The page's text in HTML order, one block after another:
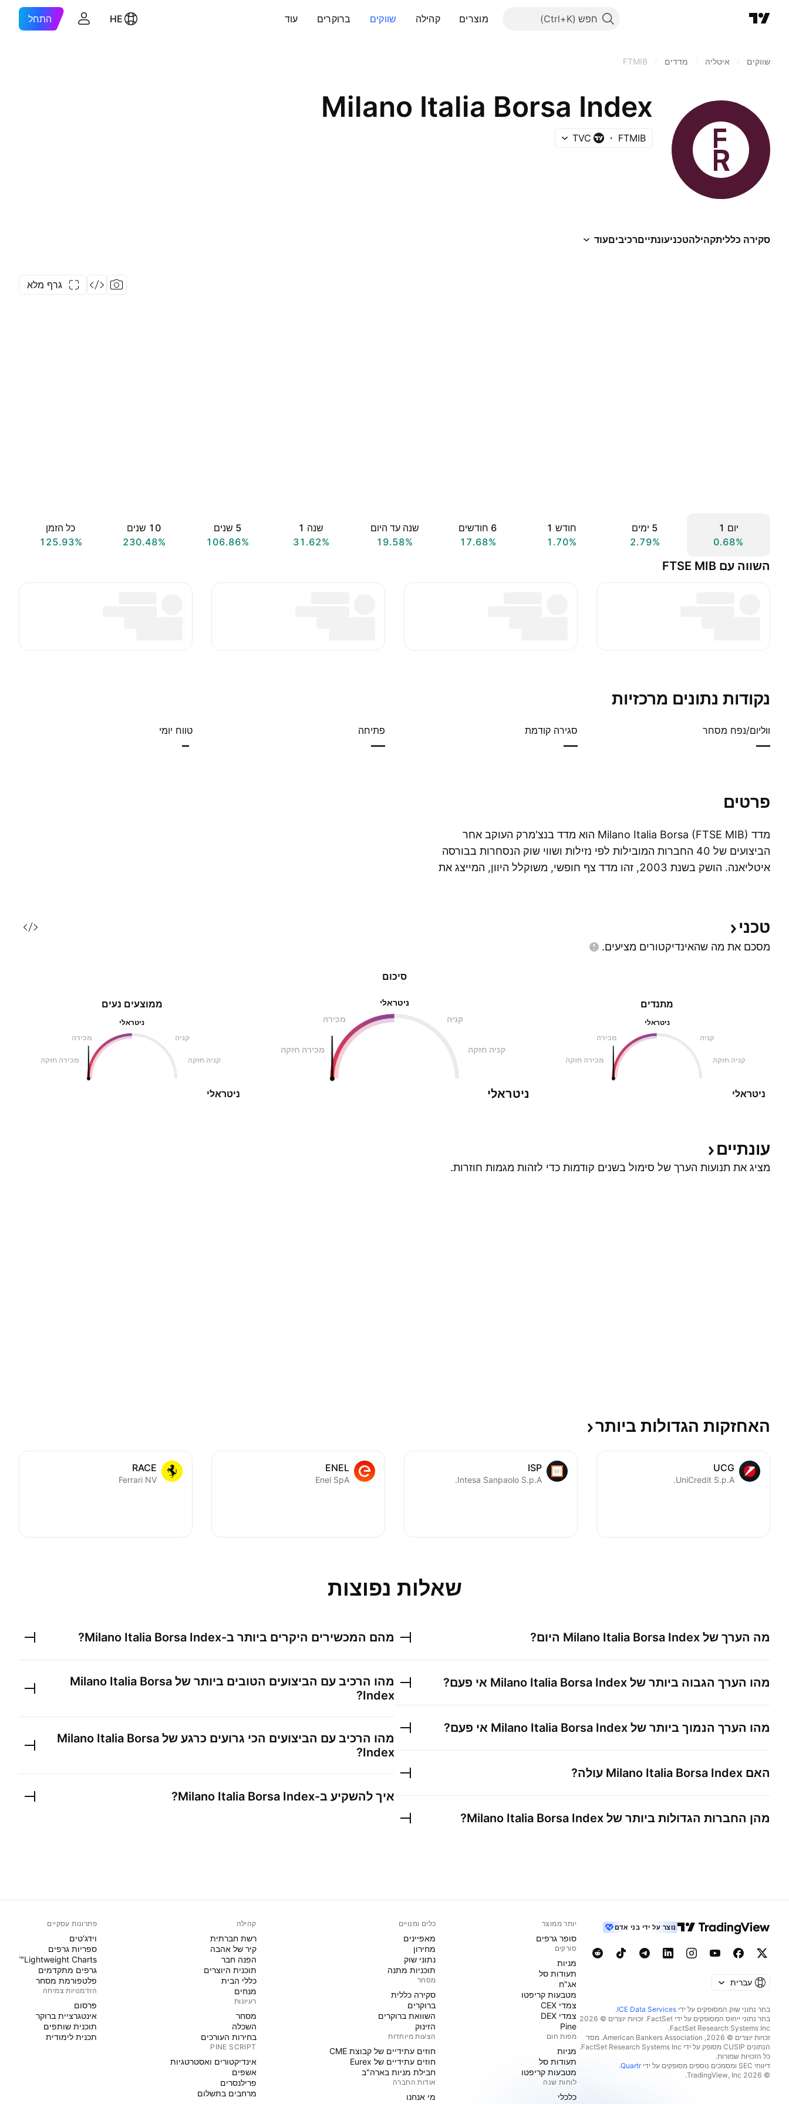
חפש מוצרים קהילה שווקים ברוקרים עוד HE התחל
שווקים איטליה מדדים FTMIB
Milano Italia Borsa Index
FTMIB
TVC
סקירה כלליתקהילהטכניעונתייםרכיביםעוד
גרף מלא
יום ‎1‎
0.68%
‎5‎ ימים
2.79%
חודש ‎1‎
1.70%
‎6‎ חודשים
17.68%
שנה עד היום
19.58%
שנה ‎1‎
31.62%
‎5‎ שנים
106.86%
‎10‎ שנים
230.48%
כל הזמן
125.93%
השווה עם FTSE MIB
נקודות נתונים מרכזיות
ווליום/נפח מסחר
—
סגירה קודמת
—
פתיחה
—
טווח יומי
–
פרטים
מדד Milano Italia Borsa (FTSE MIB) הוא מדד בנצ'מרק העוקב אחר
הביצועים של 40 החברות המובילות לפי נזילות ושווי שוק הנסחרות בבורסה
איטליאנה. הושק בשנת 2003, זהו מדד צף חופשי, משוקלל היוון, המייצג את
טכני
מסכם את מה שהאינדיקטורים מציעים.
מתנדים
ניטראלי
מכירה
קניה
מכירה חזקה קניה חזקה
ניטראלי
סיכום
ניטראלי
מכירה
קניה
מכירה חזקה קניה חזקה
ניטראלי
ממוצעים נעים
ניטראלי
מכירה
קניה
מכירה חזקה קניה חזקה
ניטראלי
עונתיים
מציג את תנועות הערך של סימול בשנים קודמות כדי לזהות מגמות חוזרות.
האחזקות הגדולות ביותר
UCG
UniCredit S.p.A.
ISP
Intesa Sanpaolo S.p.A.
ENEL
Enel SpA
RACE
Ferrari NV
שאלות נפוצות
מה הערך של Milano Italia Borsa Index היום?
מהו הערך הגבוה ביותר של Milano Italia Borsa Index אי פעם?
מהו הערך הנמוך ביותר של Milano Italia Borsa Index אי פעם?
האם Milano Italia Borsa Index עולה?
מהן החברות הגדולות ביותר של Milano Italia Borsa Index
?
מהם המכשירים היקרים ביותר ב-Milano Italia Borsa Index
?
מהו הרכיב עם הביצועים הטובים ביותר של Milano Italia Borsa
Index
?
מהו הרכיב עם הביצועים הכי גרועים כרגע של ‎ Milano Italia Borsa
Index
איך להשקיע ב-Milano Italia Borsa Index
?
נוצר על ידי בני אדם
עברית
בחר נתוני שוק המסופקים על ידי ICE Data Services
.
בחר נתוני ייחוס המסופקים על ידי FactSet. זכויות יוצרים © 2026
זכויות יוצרים © 2026, ‏American Bankers Association. מסד
הנתונים CUSIP מסופק על ידי FactSet Research Systems Inc.
כל הזכויות שמורות.
דיווחי SEC ומסמכים נוספים מסופקים על ידי
Quartr
.
© 2026 ‏TradingView, Inc.‏
יותר ממוצר
סופר גרפים
סורקים
מניות‏
תעודות סל
אג"ח
מטבעות קריפטו
צמדי CEX
צמדי DEX
Pine
מפות חום
מניות‏
תעודות סל
מטבעות קריפטו
לוחות שנה
כלכלי
כלים ומנויים
מאפיינים
מחירון
נתוני שוק
תוכניות מתנה
מסחר
סקירה כללית
ברוקרים
השוואת ברוקרים
הזינוק
הצעות מיוחדות
חוזים עתידיים של קבוצת CME
חוזים עתידיים של Eurex
חבילת מניות בארה"ב
אודות החברה
מי אנחנו
קהילה
רשת חברתית
קיר של אהבה
הפנה חבר
תוכנית היוצרים
כללי הבית
מנחים
רעיונות
מסחר
השכלה
בחירות העורכים
PINE SCRIPT
אינדיקטורים ואסטרטגיות
אשפים
פרילנסרים
מרחבים בתשלום
פתרונות עסקיים
וידג'טים
ספריות גרפים
Lightweight Charts™
גרפים מתקדמים
פלטפורמת מסחר
הזדמנויות צמיחה
פּרסום
אינטגרציית ברוקר
תוכנית שותפים
תכנית לימודית